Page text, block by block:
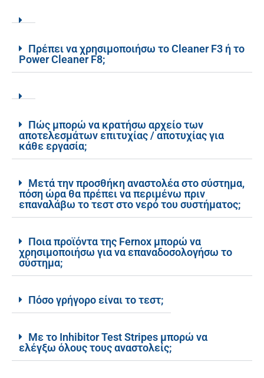
Πρέπει να χρησιμοποιήσω το Cleaner F3 ή το
Power Cleaner F8;
Πώς μπορώ να κρατήσω αρχείο των
αποτελεσμάτων επιτυχίας / αποτυχίας για
κάθε εργασία;
Μετά την προσθήκη αναστολέα στο σύστημα,
πόση ώρα θα πρέπει να περιμένω πριν
επαναλάβω το τεστ στο νερό του συστήματος;
Ποια προϊόντα της Fernox μπορώ να
χρησιμοποιήσω για να επαναδοσολογήσω το
σύστημα;
Πόσο γρήγορο είναι το τεστ;
Με το Inhibitor Test Stripes μπορώ να
ελέγξω όλους τους αναστολείς;